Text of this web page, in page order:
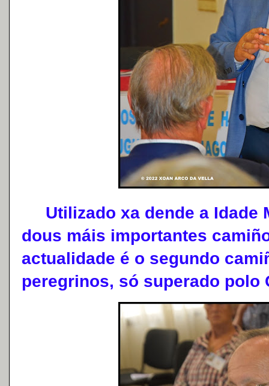
Utilizado xa dende a Idade
dous máis importantes
actualidade é o segundo
peregrinos, só superado polo